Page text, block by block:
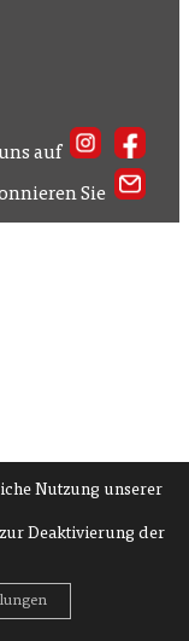
Nutzung unserer
Deaktivierung der
auf
Sie